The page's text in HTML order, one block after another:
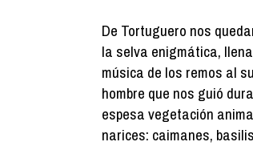
De Tortuguero nos
la selva enigmática,
música de los remos al
hombre que nos guió
espesa vegetación
narices: caimanes,